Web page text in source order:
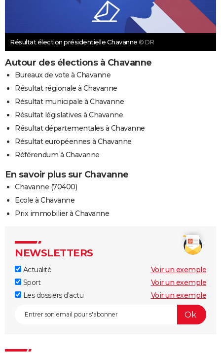
Résultat élection présidentielle Chavanne © DR
Autour des élections à Chavanne
Bureaux de vote à Chavanne
Résultat régionale à Chavanne
Résultat municipale à Chavanne
Résultat législatives à Chavanne
Résultat départementales à Chavanne
Résultat européennes à Chavanne
Référendum à Chavanne
En savoir plus sur Chavanne
Chavanne (70400)
Ecole à Chavanne
Prix immobilier à Chavanne
NEWSLETTERS
Actualité
Voir un exemple
Sport
Voir un exemple
Les dossiers d'actu
Voir un exemple